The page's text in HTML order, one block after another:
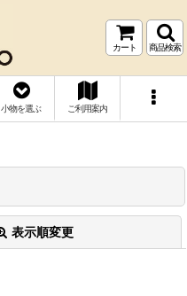
カート 商品検索
小物を選ぶ ご利用案内
表示順変更